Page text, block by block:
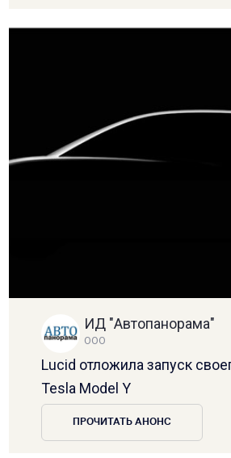
ИД "Автопанорама"
ООО
Lucid отложила запуск
Tesla Model Y
ПРОЧИТАТЬ АНОНС